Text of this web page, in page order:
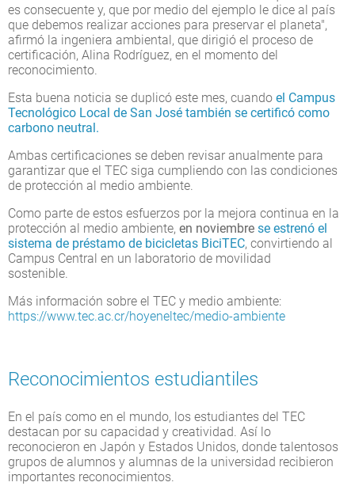
es consecuente y, que por medio del ejemplo le dice al país
que debemos realizar acciones para preservar el planeta",
afirmó la ingeniera ambiental, que dirigió el proceso de
certificación, Alina Rodríguez, en el momento del
reconocimiento.
Esta buena noticia se duplicó este mes, cuando el Campus
Tecnológico Local de San José también se certificó como
carbono neutral.
Ambas certificaciones se deben revisar anualmente para
garantizar que el TEC siga cumpliendo con las condiciones
de protección al medio ambiente.
Como parte de estos esfuerzos por la mejora continua en la
protección al medio ambiente, en noviembre se estrenó el
sistema de préstamo de bicicletas BiciTEC, convirtiendo al
Campus Central en un laboratorio de movilidad
sostenible.
Más información sobre el TEC y medio ambiente:
https://www.tec.ac.cr/hoyeneltec/medio-ambiente
Reconocimientos estudiantiles
En el país como en el mundo, los estudiantes del TEC
destacan por su capacidad y creatividad. Así lo
reconocieron en Japón y Estados Unidos, donde talentosos
grupos de alumnos y alumnas de la universidad recibieron
importantes reconocimientos.